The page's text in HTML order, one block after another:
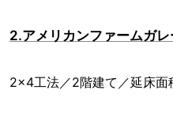
2.アメリカンファームガ
2×4工法／2階建て／延床面